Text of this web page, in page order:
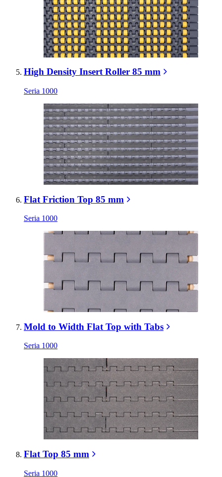
High Density Insert Roller 85 mm
Seria 1000
Flat Friction Top 85 mm
Seria 1000
Mold to Width Flat Top with Tabs
Seria 1000
Flat Top 85 mm
Seria 1000